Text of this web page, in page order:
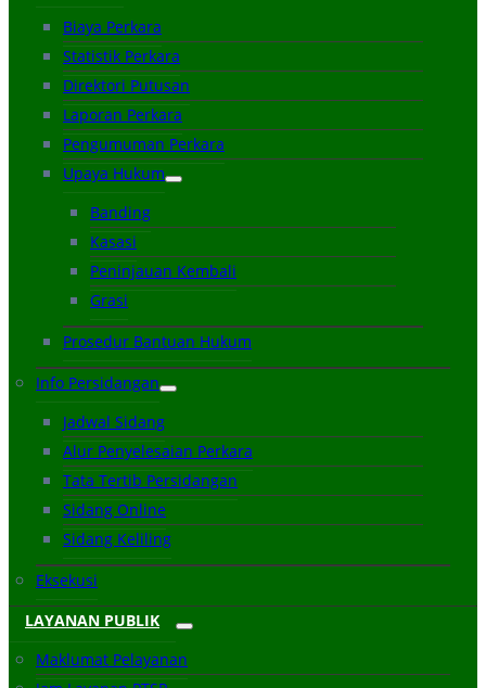
Biaya Perkara
Statistik Perkara
Direktori Putusan
Laporan Perkara
Pengumuman Perkara
Upaya Hukum
Banding
Kasasi
Peninjauan Kembali
Grasi
Prosedur Bantuan Hukum
Info Persidangan
Jadwal Sidang
Alur Penyelesaian Perkara
Tata Tertib Persidangan
Sidang Online
Sidang Keliling
Eksekusi
LAYANAN PUBLIK
Maklumat Pelayanan